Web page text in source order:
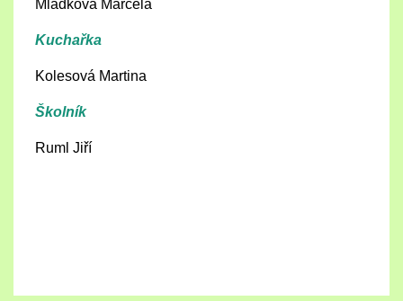
Mládková Marcela
Kuchařka
Kolesová Martina
Školník
Ruml Jiří